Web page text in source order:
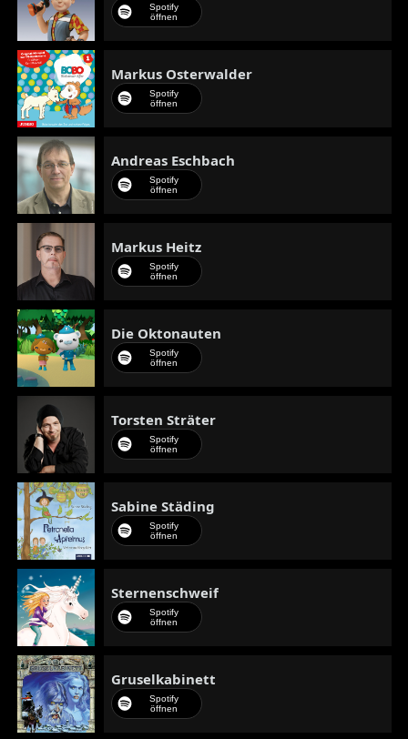
Spotify
öffnen
Markus Osterwalder
Spotify
öffnen
Andreas Eschbach
Spotify
öffnen
Markus Heitz
Spotify
öffnen
Die Oktonauten
Spotify
öffnen
Torsten Sträter
Spotify
öffnen
Sabine Städing
Spotify
öffnen
Sternenschweif
Spotify
öffnen
Gruselkabinett
Spotify
öffnen